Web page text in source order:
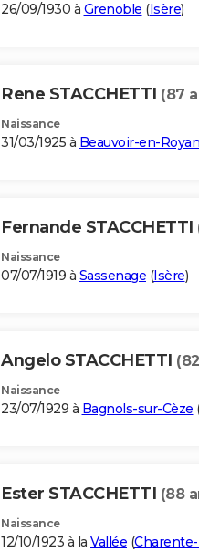
26/09/1930 à Grenoble (Isère)
Rene STACCHETTI (87
Naissance
31/03/1925 à Beauvoir-en-
Fernande STACCHETTI
Naissance
07/07/1919 à Sassenage (Isère)
Angelo STACCHETTI
Naissance
23/07/1929 à Bagnols-sur-Cèze
Ester STACCHETTI (88
Naissance
12/10/1923 à la Vallée (